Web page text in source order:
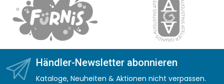
Händler-Newsletter abonnieren
Kataloge, Neuheiten & Aktionen nicht verpassen.